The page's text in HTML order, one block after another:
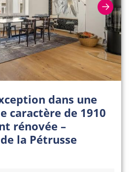
dans une
caractère de 1910
rénovée –
la Pétrusse